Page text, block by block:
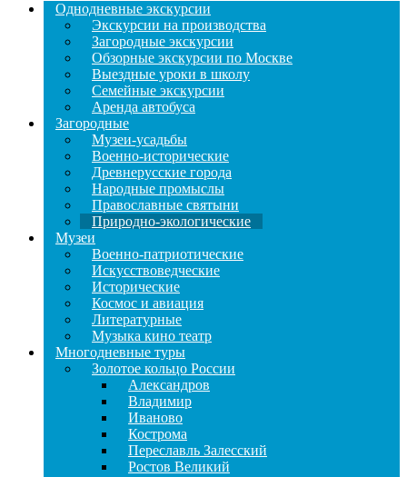
Однодневные экскурсии
Экскурсии на производства
Загородные экскурсии
Обзорные экскурсии по Москве
Выездные уроки в школу
Семейные экскурсии
Аренда автобуса
Загородные
Музеи-усадьбы
Военно-исторические
Древнерусские города
Народные промыслы
Православные святыни
Природно-экологические
Музеи
Военно-патриотические
Искусствоведческие
Исторические
Космос и авиация
Литературные
Музыка кино театр
Многодневные туры
Золотое кольцо России
Александров
Владимир
Иваново
Кострома
Переславль Залесский
Ростов Великий